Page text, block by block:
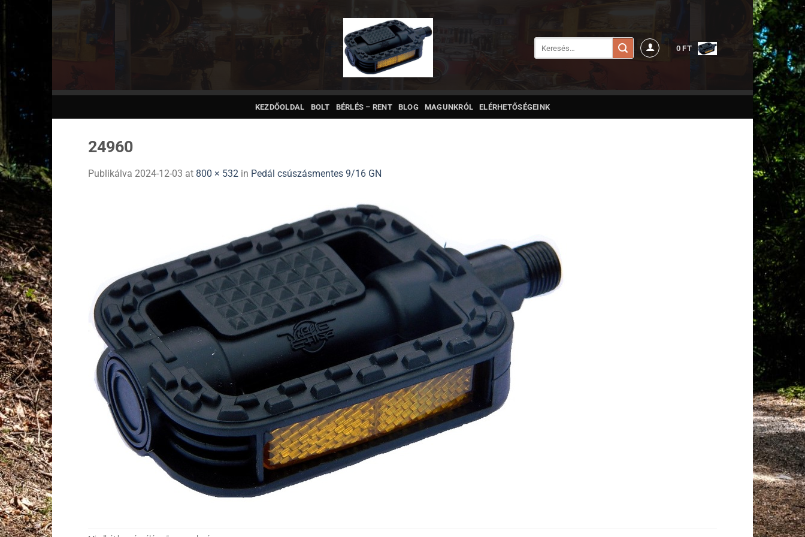
0FT
KEZDŐOLDAL BOLT BÉRLÉS – RENT BLOG MAGUNKRÓL ELÉRHETŐSÉGEINK
24960
Publikálva 2024-12-03 at 800 × 532 in Pedál csúszásmentes 9/16 GN